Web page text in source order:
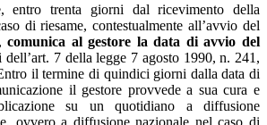
entro trenta giorni dal ricevimento della
di riesame, contestualmente all’avvio del
comunica al gestore la data di avvio del
dell’art. 7 della legge 7 agosto 1990, n. 241,
il termine di quindici giorni dalla data di
il gestore provvede a sua cura e
su un quotidiano a diffusione
ovvero a diffusione nazionale nel caso di